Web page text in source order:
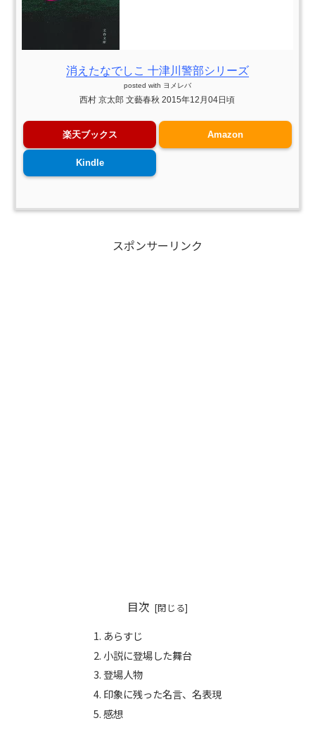
消えたなでしこ 十津川警部シリーズ
posted with ヨメレバ
西村 京太郎 文藝春秋 2015年12月04日頃
楽天ブックス Amazon
Kindle
スポンサーリンク
目次
あらすじ
小説に登場した舞台
登場人物
印象に残った名言、名表現
感想